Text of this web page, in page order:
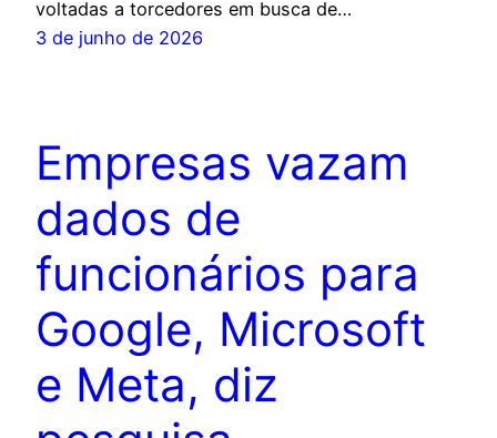
voltadas a torcedores em busca de…
3 de junho de 2026
Empresas vazam
dados de
funcionários para
Google, Microsoft
e Meta, diz